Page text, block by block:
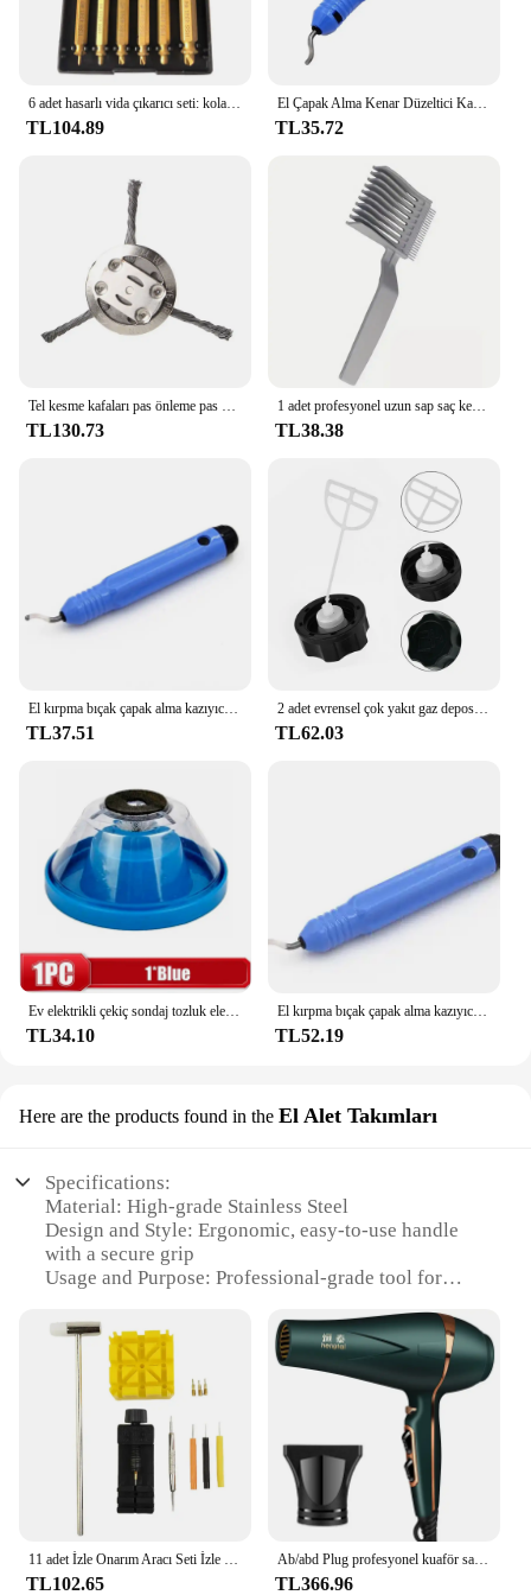
6 adet hasarlı vida çıkarıcı seti: kolay dışarı için çift başlı vida sökücü araçları cıvata çıkarıcı & kırık başlı vida sökücüler-Hig
TL104.89
El Çapak Alma Kenar Düzeltici Kazıyıcı Kenar Düzeltici Pah Kırpma Aracı Atık Kenarlarını Kaldırmak için Profesyonel
TL35.72
TL130.73
1 adet profesyonel uzun sap saç kesme makası tarak erkekler için-kalite keser, yağ kafa, kumpas, Sideburn iterek
TL38.38
TL37.51
2 adet evrensel çok yakıt gaz deposu kapağı için çim biçme makinesi çim makası ÇALI KESİCİ aksesuarları araçları
TL62.03
TL34.10
El kırpma bıçak çapak alma kazıyıcı NB1100 pah kırpma kaldırma alüminyum alaşım plastik atık kenar alet sapı bıçak ile
TL52.19
Here are the products found in the El Alet Takımları
Specifications:
Material: High-grade Stainless Steel
Design and Style: Ergonomic, easy-to-use handle
with a secure grip
Usage and Purpose: Professional-grade tool for
Performance and Property: Precision-engineered for
efficient and precise link pin removal
Parts and Accessories: Includes a set of essential
tools for a comprehensive watch repair kit
Applicable People: Ideal for watchmakers, jewelers,
and hobbyists
Features:
**Unmatched Precision and Efficiency**
Crafted from high-grade stainless steel, this
Professional Watch Band Link Pin Remover is
designed to deliver precision and efficiency in
TL102.65
Ab/abd Plug profesyonel kuaför saç kurutma makinesi yüksek hızlı türbin hızlı kurutma negatif iyon saç bakımı saç kurutma makinesi abd/ab/AU fiş
TL366.96